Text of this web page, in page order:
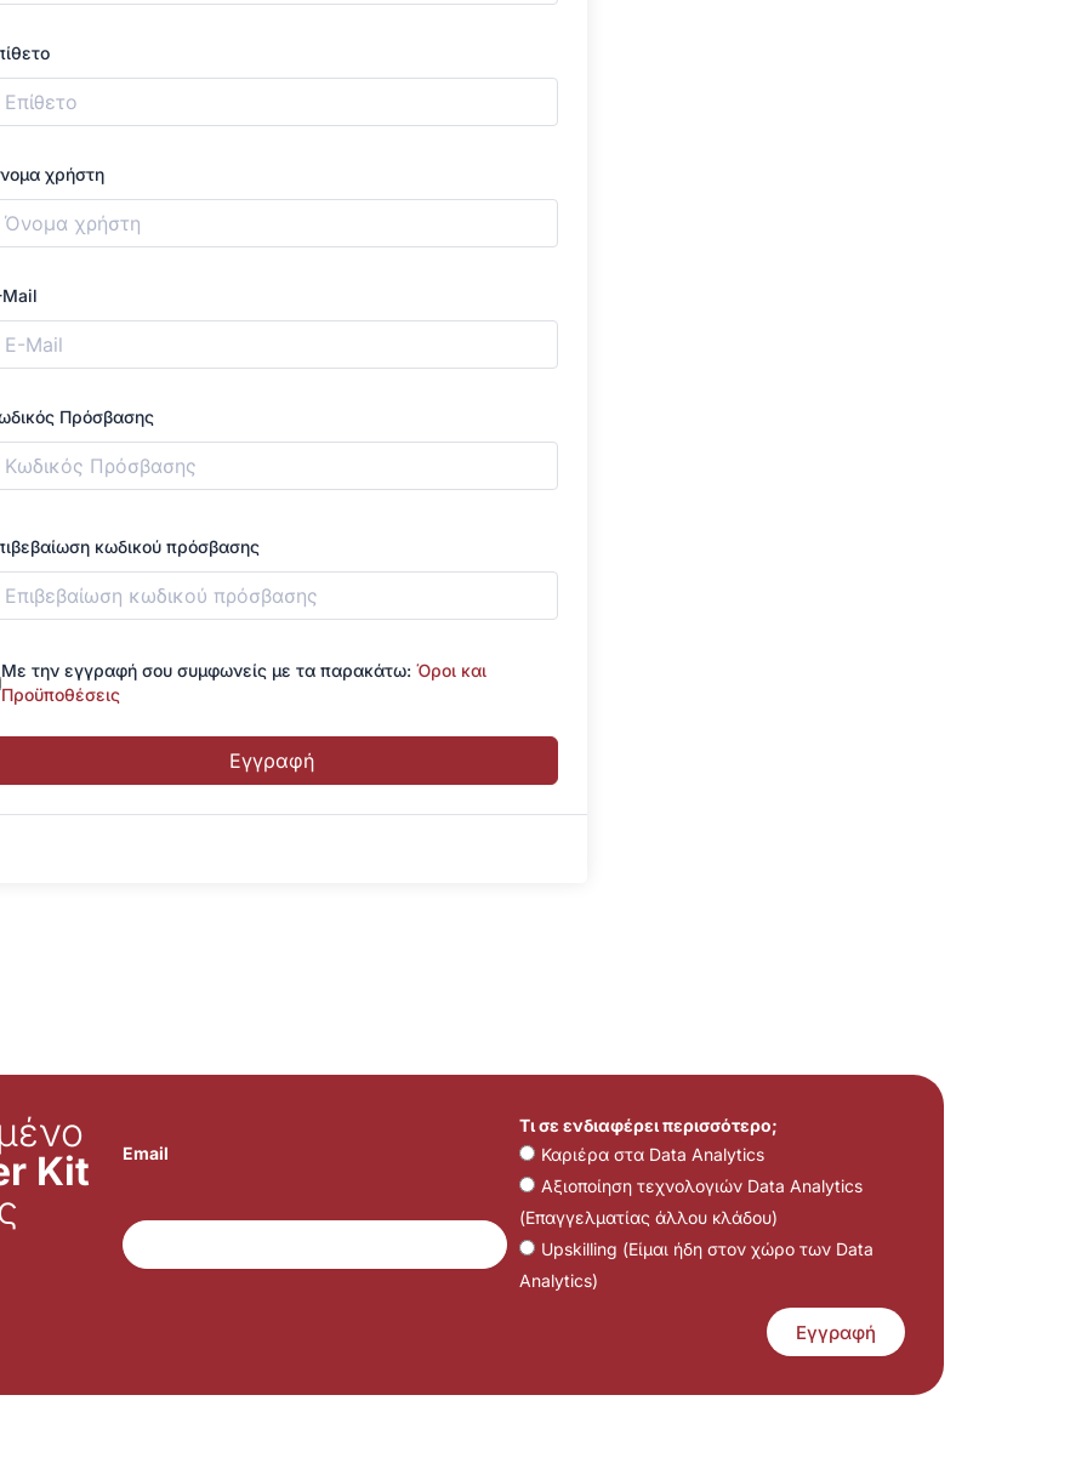
χρήστη
Mail
Πρόσβασης
κωδικού πρόσβασης
Με την εγγραφή σου συμφωνείς με τα παρακάτω: Όροι και
Προϋποθέσεις
Εγγραφή
Kit
Email
Τι σε ενδιαφέρει περισσότερο;
Καριέρα στα Data Analytics
Αξιοποίηση τεχνολογιών Data Analytics
(Επαγγελματίας άλλου κλάδου)
Upskilling (Είμαι ήδη στον χώρο των Data
Analytics)
Εγγραφή